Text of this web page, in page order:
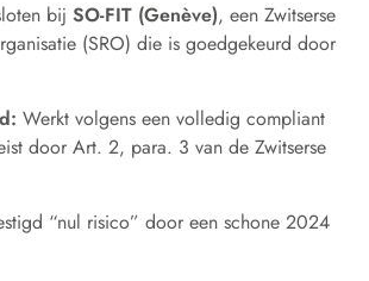
bij SO-FIT (Genève), een Zwitserse
(SRO) die is goedgekeurd door
Werkt volgens een volledig compliant
door Art. 2, para. 3 van de Zwitserse
“nul risico” door een schone 2024